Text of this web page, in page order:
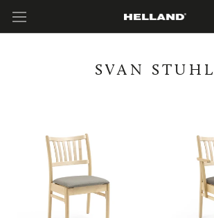
zum
SVAN STUHL